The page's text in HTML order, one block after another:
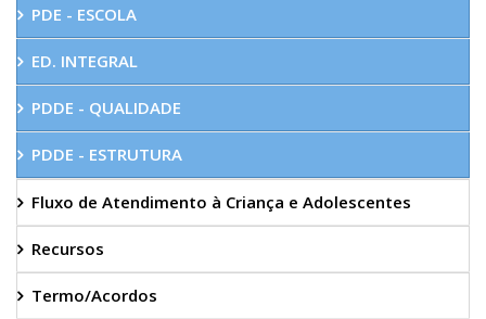
PDE - ESCOLA
ED. INTEGRAL
PDDE - QUALIDADE
PDDE - ESTRUTURA
Fluxo de Atendimento à Criança e Adolescentes
Recursos
Termo/Acordos